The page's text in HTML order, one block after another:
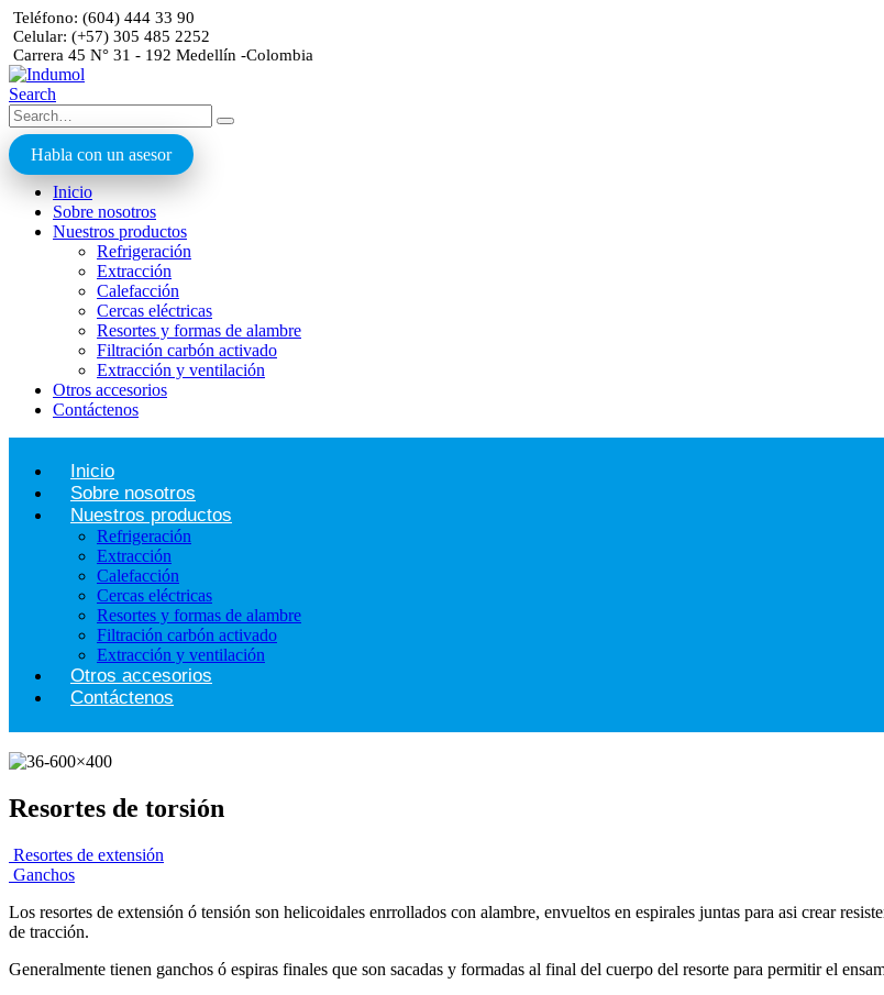
Teléfono: (604) 444 33 90
Celular: (+57) 305 485 2252
Carrera 45 N° 31 - 192 Medellín -Colombia
Search
Habla con un asesor
Inicio
Sobre nosotros
Nuestros productos
Refrigeración
Extracción
Calefacción
Cercas eléctricas
Resortes y formas de alambre
Filtración carbón activado
Extracción y ventilación
Otros accesorios
Contáctenos
Inicio
Sobre nosotros
Nuestros productos
Refrigeración
Extracción
Calefacción
Cercas eléctricas
Resortes y formas de alambre
Filtración carbón activado
Extracción y ventilación
Otros accesorios
Contáctenos
Resortes de torsión
Resortes de extensión
Ganchos
Los resortes de extensión ó tensión son helicoidales enrrollados con alambre, envueltos en espirales juntas para asi crear
de tracción.
Generalmente tienen ganchos ó espiras finales que son sacadas y formadas al final del cuerpo del resorte para permitir el